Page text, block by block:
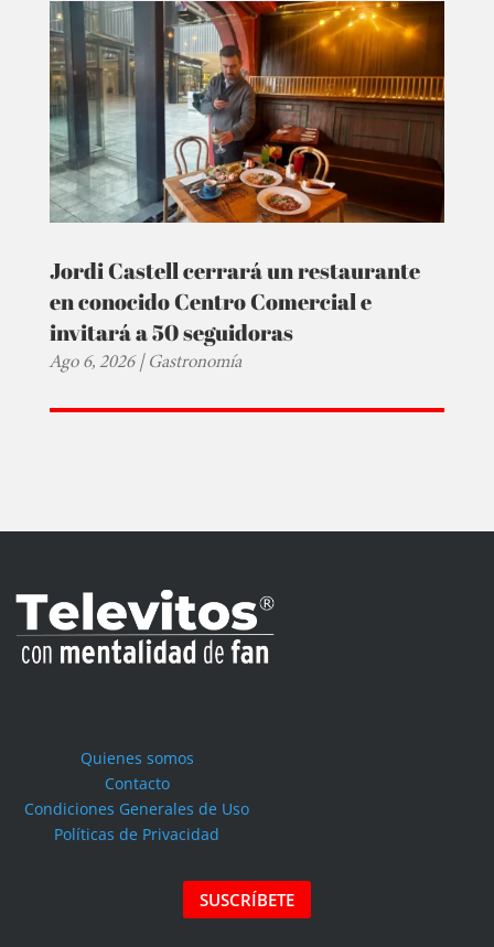
Jordi Castell cerrará un restaurante
en conocido Centro Comercial e
invitará a 50 seguidoras
Ago 6, 2026|Gastronomía
Quienes somos
Contacto
Condiciones Generales de Uso
Políticas de Privacidad
SUSCRÍBETE